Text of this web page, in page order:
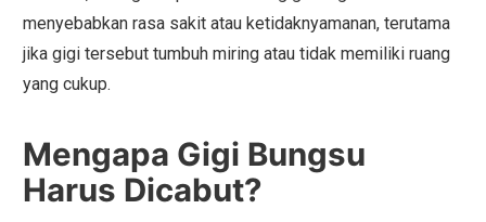
menyebabkan rasa sakit atau ketidaknyamanan, terutama
jika gigi tersebut tumbuh miring atau tidak memiliki ruang
yang cukup.
Mengapa Gigi Bungsu
Harus Dicabut?